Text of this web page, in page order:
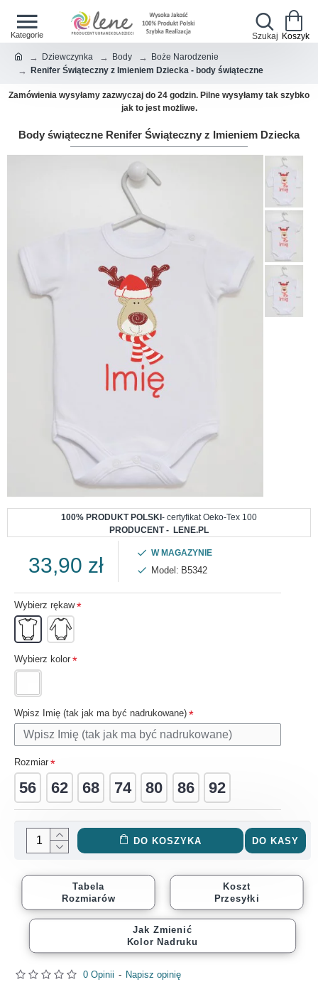
Dziewczynka Body
Boże Narodzenie
Renifer Świąteczny z Imieniem Dziecka - body świąteczne
Zamówienia wysyłamy zazwyczaj do 24 godzin. Pilne wysyłamy tak szybko
jak to jest możliwe.
Body świąteczne Renifer Świąteczny z Imieniem Dziecka
100% PRODUKT POLSKI - certyfikat Oeko-Tex 100
PRODUCENT - LENE.PL
0 Opinii - Napisz opinię
33,90 zł
W MAGAZYNIE
Model: B5342
Wybierz rękaw
Wybierz kolor
Wpisz Imię (tak jak ma być nadrukowane)
Rozmiar
56 62 68 74 80 86 92
DO KOSZYKA DO KASY
Tabela
Rozmiarów
Koszt
Przesyłki
Jak Zmienić
Kolor Nadruku